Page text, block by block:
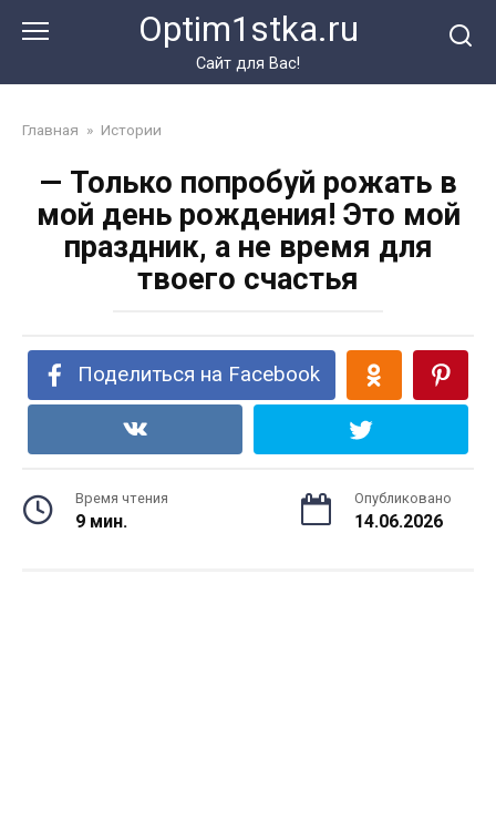
Optim1stka.ru
Сайт для Вас!
Главная » Истории
— Только попробуй рожать в
мой день рождения! Это мой
праздник, а не время для
твоего счастья
Поделиться на Facebook
Время чтения
9 мин.
Опубликовано
14.06.2026